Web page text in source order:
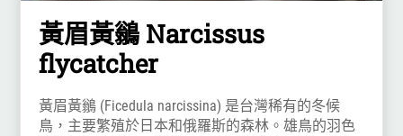
黃眉黃鶲 Narcissus
flycatcher
黃眉黃鶲 (Ficedula narcissina) 是台灣稀有的冬候
鳥，主要繁殖於日本和俄羅斯的森林。雄鳥的羽色